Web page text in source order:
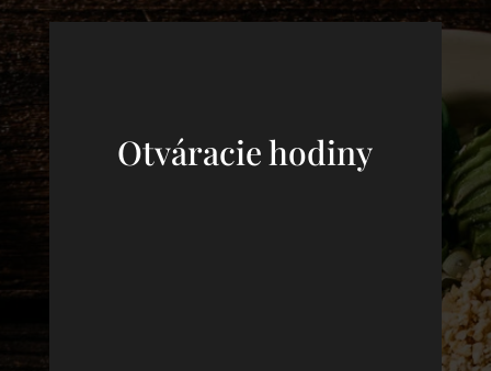
Otváracie hodiny